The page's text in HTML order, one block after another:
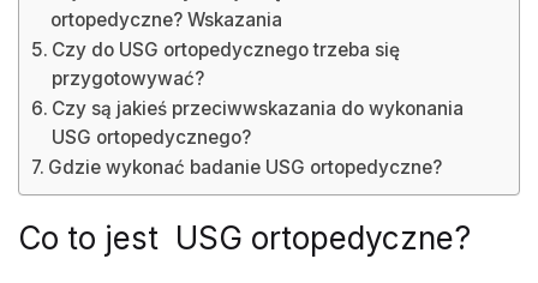
ortopedyczne? Wskazania
Czy do USG ortopedycznego trzeba się
przygotowywać?
Czy są jakieś przeciwwskazania do wykonania
USG ortopedycznego?
Gdzie wykonać badanie USG ortopedyczne?
Co to jest USG ortopedyczne?